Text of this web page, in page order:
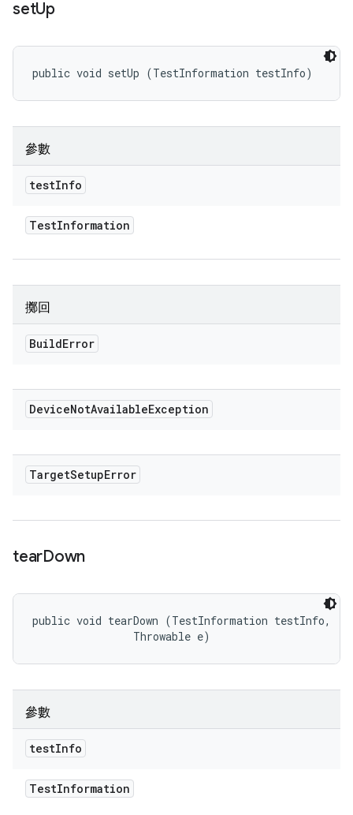
setUp
public void setUp (TestInformation testInfo)
參數
testInfo
TestInformation
擲回
BuildError
DeviceNotAvailableException
TargetSetupError
tearDown
public void tearDown (TestInformation testInfo,
                Throwable e)
參數
testInfo
TestInformation